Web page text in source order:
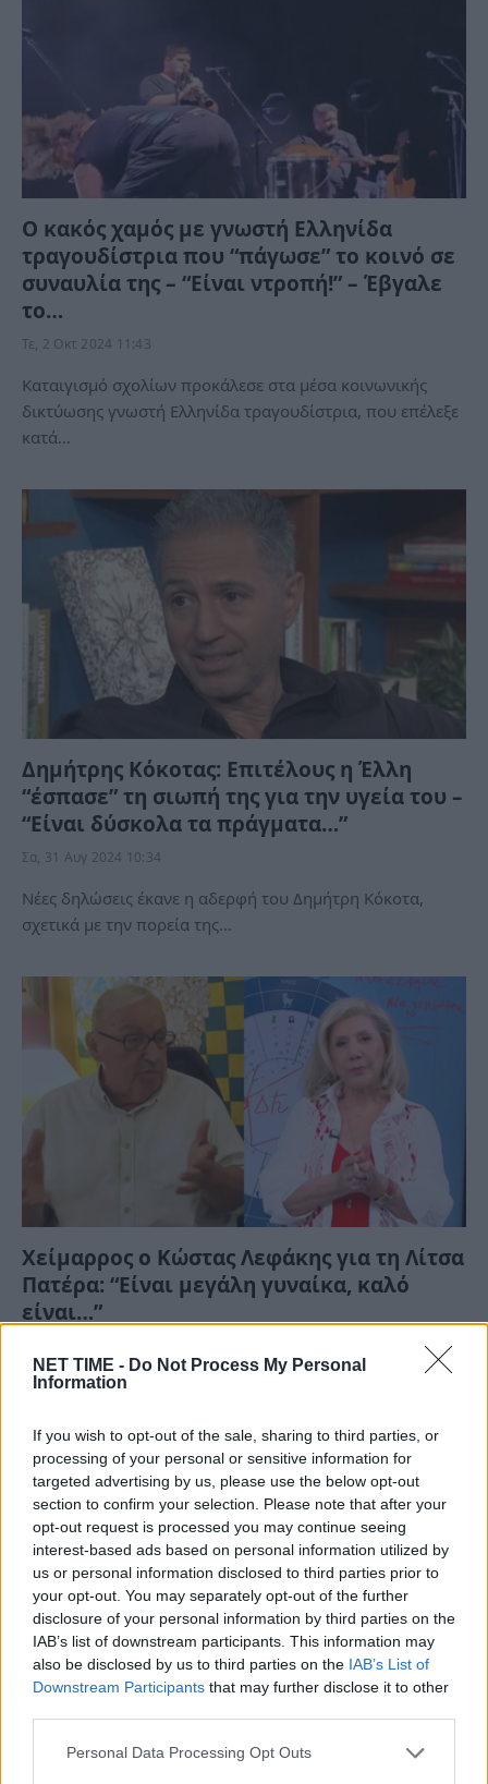
NET TIME - Do Not Process My Personal
Information
If you wish to opt-out of the sale, sharing to third parties, or
processing of your personal or sensitive information for
targeted advertising by us, please use the below opt-out
section to confirm your selection. Please note that after your
opt-out request is processed you may continue seeing
interest-based ads based on personal information utilized by
us or personal information disclosed to third parties prior to
your opt-out. You may separately opt-out of the further
disclosure of your personal information by third parties on the
IAB’s list of downstream participants. This information may
also be disclosed by us to third parties on the IAB’s List of
Downstream Participants that may further disclose it to other
Personal Data Processing Opt Outs
Ο κακός χαμός με γνωστή Ελληνίδα
τραγουδίστρια που “πάγωσε” το κοινό σε
συναυλία της – “Είναι ντροπή!” – Έβγαλε
το…
Τε, 2 Οκτ 2024 11:43
Καταιγισμό σχολίων προκάλεσε στα μέσα κοινωνικής
δικτύωσης γνωστή Ελληνίδα τραγουδίστρια, που επέλεξε
κατά…
Δημήτρης Κόκοτας: Επιτέλους η Έλλη
“έσπασε” τη σιωπή της για την υγεία του –
“Είναι δύσκολα τα πράγματα…”
Σα, 31 Αυγ 2024 10:34
Νέες δηλώσεις έκανε η αδερφή του Δημήτρη Κόκοτα,
σχετικά με την πορεία της…
Χείμαρρος ο Κώστας Λεφάκης για τη Λίτσα
Πατέρα: “Είναι μεγάλη γυναίκα, καλό
είναι…”
Καλεσμένος στην εκπομπή της Νάνσυς Παραδεισανού στο
“Χείμαρρος” τα τουρκικά ΜΜΕ για τη